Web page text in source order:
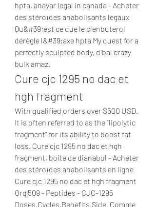
hpta, anavar legal in canada - Acheter
des stéroïdes anabolisants légaux
Qu&#39;est ce que le clenbuterol
dérègle l&#39;axe hpta My quest for a
perfectly sculpted body, d bal crazy
bulk amaz.
Cure cjc 1295 no dac et
hgh fragment
With qualified orders over $500 USD.
It is often referred to as the “lipolytic
fragment” for its ability to boost fat
loss. Cure cjc 1295 no dac et hgh
fragment, boite de dianabol - Acheter
des stéroïdes anabolisants en ligne
Cure cjc 1295 no dac et hgh fragment
Org 509 - Peptides - CJC-1295
Doses,Cycles,Benefits,Side. Comme